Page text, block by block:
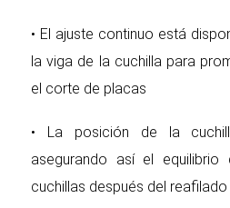
• El ajuste continuo está
la viga de la cuchilla para
el corte de placas
• La posición de la
asegurando así el
cuchillas después del reafilado